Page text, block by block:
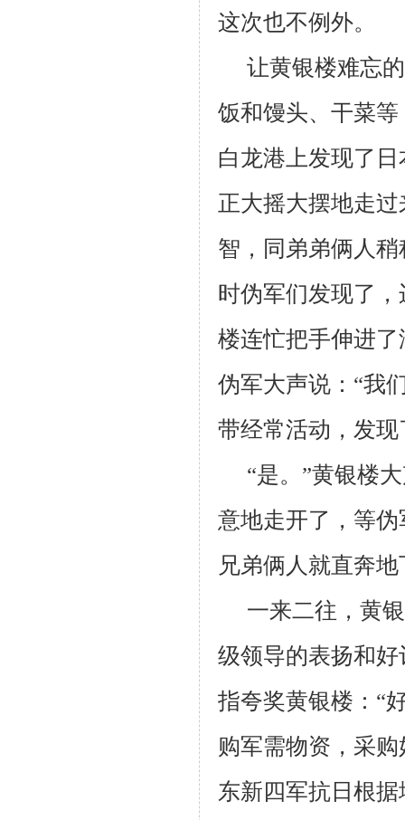
这次也不例外。
让黄银楼难忘
饭和馒头、干菜
白龙港上发现了
正大摇大摆地走
智，同弟弟俩人
时伪军们发现了
楼连忙把手伸进
伪军大声说：“我
带经常活动，发
“是。”黄银楼
意地走开了，等
兄弟俩人就直奔
一来二往，黄
级领导的表扬和
指夸奖黄银楼：“
购军需物资，采
东新四军抗日根